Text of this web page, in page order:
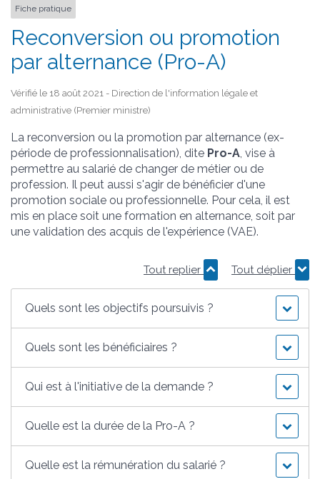
Fiche pratique
Reconversion ou promotion
par alternance (Pro-A)
Vérifié le 18 août 2021 - Direction de l'information légale et
administrative (Premier ministre)
La reconversion ou la promotion par alternance (ex-
période de professionnalisation), dite Pro-A, vise à
permettre au salarié de changer de métier ou de
profession. Il peut aussi s'agir de bénéficier d'une
promotion sociale ou professionnelle. Pour cela, il est
mis en place soit une formation en alternance, soit par
une validation des acquis de l'expérience (VAE).
Tout replier Tout déplier
Quels sont les objectifs poursuivis ?
Quels sont les bénéficiaires ?
Qui est à l'initiative de la demande ?
Quelle est la durée de la Pro-A ?
Quelle est la rémunération du salarié ?